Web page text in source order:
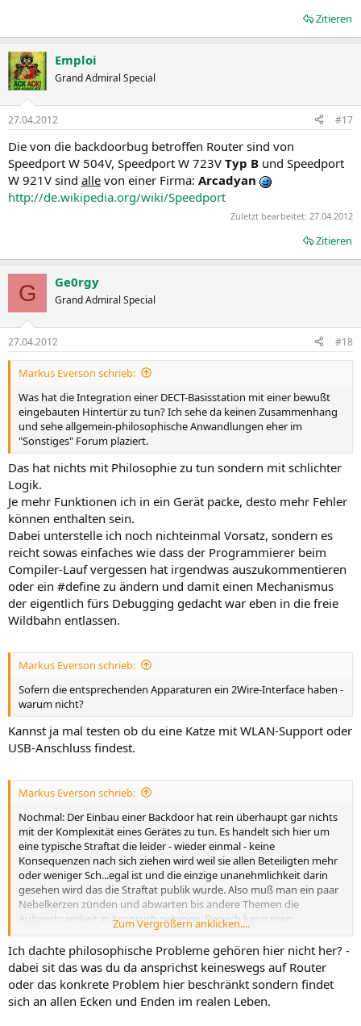
Zitieren
Emploi
Grand Admiral Special
27.04.2012 #17
Die von die backdoorbug betroffen Router sind von
Speedport W 504V, Speedport W 723V Typ B und Speedport
W 921V sind alle von einer Firma: Arcadyan
http://de.wikipedia.org/wiki/Speedport
Zuletzt bearbeitet: 27.04.2012
Zitieren
G Ge0rgy
Grand Admiral Special
27.04.2012 #18
Markus Everson schrieb:
Was hat die Integration einer DECT-Basisstation mit einer bewußt
eingebauten Hintertür zu tun? Ich sehe da keinen Zusammenhang
und sehe allgemein-philosophische Anwandlungen eher im
"Sonstiges" Forum plaziert.
Das hat nichts mit Philosophie zu tun sondern mit schlichter
Logik.
Je mehr Funktionen ich in ein Gerät packe, desto mehr Fehler
können enthalten sein.
Dabei unterstelle ich noch nichteinmal Vorsatz, sondern es
reicht sowas einfaches wie dass der Programmierer beim
Compiler-Lauf vergessen hat irgendwas auszukommentieren
oder ein #define zu ändern und damit einen Mechanismus
der eigentlich fürs Debugging gedacht war eben in die freie
Wildbahn entlassen.
Markus Everson schrieb:
Sofern die entsprechenden Apparaturen ein 2Wire-Interface haben -
warum nicht?
Kannst ja mal testen ob du eine Katze mit WLAN-Support oder
USB-Anschluss findest.
Markus Everson schrieb:
Nochmal: Der Einbau einer Backdoor hat rein überhaupt gar nichts
mit der Komplexität eines Gerätes zu tun. Es handelt sich hier um
eine typische Straftat die leider - wieder einmal - keine
Konsequenzen nach sich ziehen wird weil sie allen Beteiligten mehr
oder weniger Sch...egal ist und die einzige unanehmlichkeit darin
gesehen wird das die Straftat publik wurde. Also muß man ein paar
Nebelkerzen zünden und abwarten bis andere Themen die
Aufmerksamkeit in Anspruch nehmen. Danach kann man
Zum Vergrößern anklicken....
Ich dachte philosophische Probleme gehören hier nicht her? -
dabei sit das was du da ansprichst keineswegs auf Router
oder das konkrete Problem hier beschränkt sondern findet
sich an allen Ecken und Enden im realen Leben.